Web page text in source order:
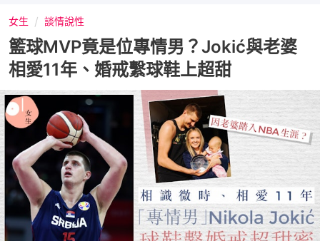
女生 談情說性
籃球MVP竟是位專情男？Jokić與老婆
相愛11年、婚戒繫球鞋上超甜